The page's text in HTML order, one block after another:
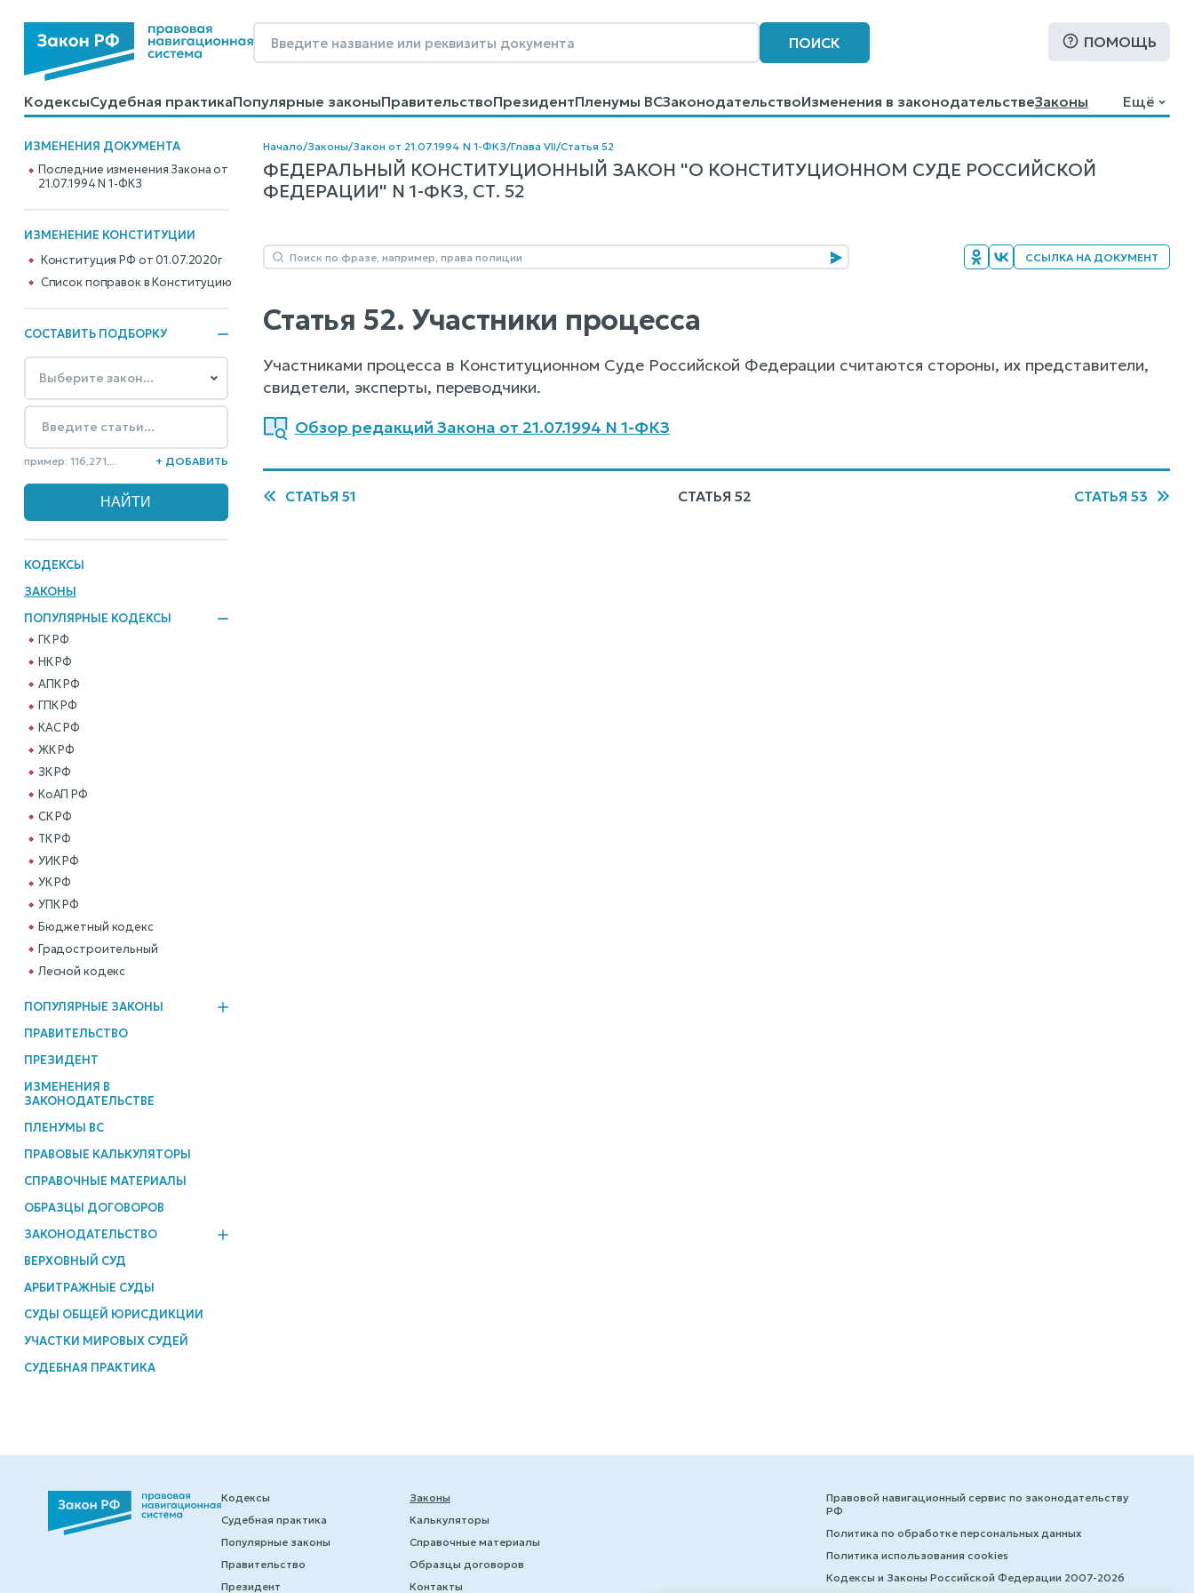
ПОИСК ПОМОЩЬ
КодексыСудебная практикаПопулярные законыПравительствоПрезидентПленумы ВСЗаконодательствоИзменения в законодательствеЗаконы
КалькуляторыСправочные материалыОбразцы договоровКонтактыПомощьПоиск
Ещё
ИЗМЕНЕНИЯ ДОКУМЕНТА
Последние изменения Закона от
21.07.1994 N 1-ФКЗ
ИЗМЕНЕНИЕ КОНСТИТУЦИИ
Конституция РФ от 01.07.2020г
Cписок поправок в Конституцию
СОСТАВИТЬ ПОДБОРКУ
пример: 116,271,... + ДОБАВИТЬ
КОДЕКСЫ
ЗАКОНЫ
ПОПУЛЯРНЫЕ КОДЕКСЫ
ГК РФ
НК РФ
АПК РФ
ГПК РФ
КАС РФ
ЖК РФ
ЗК РФ
КоАП РФ
СК РФ
ТК РФ
УИК РФ
УК РФ
УПК РФ
Бюджетный кодекс
Градостроительный
Лесной кодекс
ПОПУЛЯРНЫЕ ЗАКОНЫ
ПРАВИТЕЛЬСТВО
ПРЕЗИДЕНТ
ИЗМЕНЕНИЯ В
ЗАКОНОДАТЕЛЬСТВЕ
ПЛЕНУМЫ ВС
ПРАВОВЫЕ КАЛЬКУЛЯТОРЫ
СПРАВОЧНЫЕ МАТЕРИАЛЫ
ОБРАЗЦЫ ДОГОВОРОВ
ЗАКОНОДАТЕЛЬСТВО
ВЕРХОВНЫЙ СУД
АРБИТРАЖНЫЕ СУДЫ
СУДЫ ОБЩЕЙ ЮРИСДИКЦИИ
УЧАСТКИ МИРОВЫХ СУДЕЙ
СУДЕБНАЯ ПРАКТИКА
Начало/Законы/Закон от 21.07.1994 N 1-ФКЗ/Глава VII/Статья 52
ФЕДЕРАЛЬНЫЙ КОНСТИТУЦИОННЫЙ ЗАКОН "О КОНСТИТУЦИОННОМ СУДЕ РОССИЙСКОЙ
ФЕДЕРАЦИИ" N 1-ФКЗ, СТ. 52
ССЫЛКА НА ДОКУМЕНТ
Статья 52. Участники процесса
Участниками процесса в Конституционном Суде Российской Федерации считаются стороны, их представители,
свидетели, эксперты, переводчики.
Обзор редакций Закона от 21.07.1994 N 1-ФКЗ
СТАТЬЯ 51 СТАТЬЯ 52 СТАТЬЯ 53
Кодексы
Судебная практика
Популярные законы
Правительство
Президент
Законы
Калькуляторы
Справочные материалы
Образцы договоров
Контакты
Правовой навигационный сервис по законодательству
РФ
Политика по обработке персональных данных
Политика использования cookies
Кодексы и Законы Российской Федерации 2007-2026